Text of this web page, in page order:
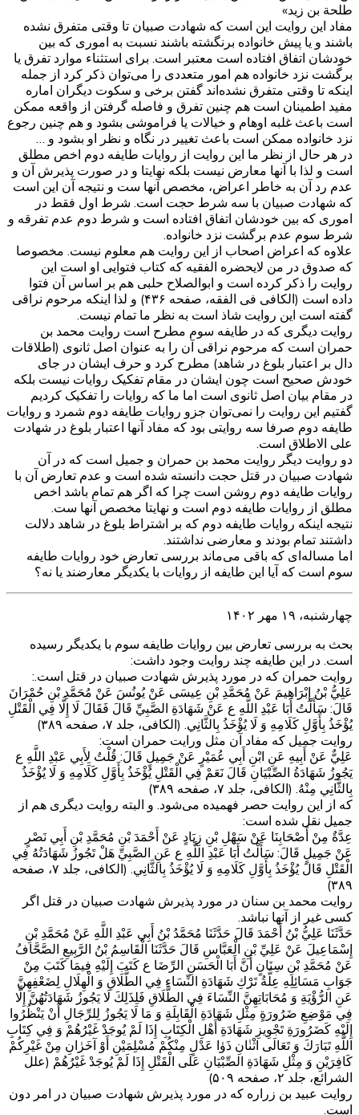
طلحة بن زيد»
مفاد این روایت این است که شهادت صبیان تا وقتی متفرق نشده
باشند و یا پیش خانواده برنگشته باشند نسبت به اموری که بین
خودشان اتفاق افتاده است معتبر است. برای استثناء موارد تفرق یا
برگشت نزد خانواده هم امور متعددی را می‌توان ذکر کرد از جمله
اینکه تا وقتی متفرق نشده‌اند گفتن برخی و سکوت دیگران اماره
مفید اطمینان است هم چنین تفرق و فاصله گرفتن از واقعه ممکن
است باعث غلبه اوهام و خیالات یا فراموشی بشود و هم چنین رجوع
نزد خانواده ممکن است باعث تغییر در نگاه و نظر او بشود و …
در هر حال از نظر ما این روایت از روایات طایفه دوم اخص مطلق
است و لذا با آنها معارض نیست بلکه نهایتا و در صورت پذیرش آن و
عدم رد آن به خاطر اعراض، مخصص آنها ست و نتیجه آن این است
که شهادت صبیان با سه شرط حجت است. شرط اول فقط در
اموری که بین خودشان اتفاق افتاده است و شرط دوم عدم تفرقه و
شرط سوم عدم برگشت نزد خانواده.
علاوه که اعراض اصحاب از این روایت هم معلوم نیست. مخصوصا
که صدوق در من لایحضره الفقیه که کتاب فتوایی او است این
روایت را ذکر کرده است و ابوالصلاح حلبی هم بر اساس آن فتوا
داده است (الکافی فی الفقه، صفحه ۴۳۶) و لذا اینکه مرحوم نراقی
گفته است این روایت شاذ است به نظر ما تمام نیست.
روایت دیگری که در طایفه سوم مطرح است روایت محمد بن
حمران است که مرحوم نراقی آن را به عنوان اصل ثانوی (اطلاقات
دال بر اعتبار بلوغ در شاهد) مطرح کرد و حرف ایشان در جای
خودش صحیح است چون ایشان در مقام تفکیک روایات نیست بلکه
در مقام بیان اصل ثانوی است اما ما که روایات را تفکیک کردیم
گفتیم این روایت را نمی‌توان جزو روایات طایفه دوم شمرد و روایات
طایفه دوم صرفا سه روایتی بود که مفاد آنها اعتبار بلوغ در شهادت
علی الاطلاق است.
دو روایت دیگر روایت محمد بن حمران و جمیل است که در آن
شهادت صبیان در قتل حجت دانسته شده است و عدم تعارض آن با
روایات طایفه دوم روشن است چرا که اگر هم تمام باشد اخص
مطلق از روایات طایفه دوم است و نهایتا مخصص آنها ست.
نتیجه اینکه روایات طایفه دوم که بر اشتراط بلوغ در شاهد دلالت
داشتند تمام بودند و معارضی نداشتند.
اما مساله‌ای که باقی می‌ماند بررسی تعارض خود روایات طایفه
سوم است که آیا این طایفه از روایات با یکدیگر معارضند یا نه؟
چهارشنبه، ۱۹ مهر ۱۴۰۲
بحث به بررسی تعارض بین روایات طایفه سوم با یکدیگر رسیده
است. در این طایفه چند روایت وجود داشت:
روایت حمران که در مورد پذیرش شهادت صبیان در قتل است.:
عَلِيُّ بْنُ إِبْرَاهِيمَ عَنْ مُحَمَّدِ بْنِ عِيسَى عَنْ يُونُسَ عَنْ مُحَمَّدِ بْنِ حُمْرَانَ
قَالَ: سَأَلْتُ أَبَا عَبْدِ اللَّهِ ع عَنْ شَهَادَةِ الصَّبِيِّ قَالَ فَقَالَ لَا إِلَّا فِي الْقَتْلِ
يُؤْخَذُ بِأَوَّلِ كَلَامِهِ وَ لَا يُؤْخَذُ بِالثَّانِي. (الکافی، جلد ۷، صفحه ۳۸۹)
روایت جمیل که مفاد آن مثل ورایت حمران است:
عَلِيٌّ عَنْ أَبِيهِ عَنِ ابْنِ أَبِي عُمَيْرٍ عَنْ جَمِيلٍ قَالَ: قُلْتُ لِأَبِي عَبْدِ اللَّهِ ع
يَجُوزُ شَهَادَةُ الصِّبْيَانِ قَالَ نَعَمْ فِي الْقَتْلِ يُؤْخَذُ بِأَوَّلِ كَلَامِهِ وَ لَا يُؤْخَذُ
بِالثَّانِي مِنْهُ. (الکافی، جلد ۷، صفحه ۳۸۹)
که از این روایت حصر فهمیده می‌شود. و البته روایت دیگری هم از
جمیل نقل شده است:
عِدَّةٌ مِنْ أَصْحَابِنَا عَنْ سَهْلِ بْنِ زِيَادٍ عَنْ أَحْمَدَ بْنِ مُحَمَّدِ بْنِ أَبِي نَصْرٍ
عَنْ جَمِيلٍ قَالَ: سَأَلْتُ أَبَا عَبْدِ اللَّهِ ع عَنِ الصَّبِيِّ هَلْ تَجُوزُ شَهَادَتُهُ فِي
الْقَتْلِ قَالَ يُؤْخَذُ بِأَوَّلِ كَلَامِهِ وَ لَا يُؤْخَذُ بِالثَّانِي. (الکافی، جلد ۷، صفحه
۳۸۹)
روایت محمد بن سنان در مورد پذیرش شهادت صبیان در قتل اگر
کسی غیر از آنها نباشد.
حَدَّثَنَا عَلِيُّ بْنُ أَحْمَدَ قَالَ حَدَّثَنَا مُحَمَّدُ بْنُ أَبِي عَبْدِ اللَّهِ عَنْ مُحَمَّدِ بْنِ‌
إِسْمَاعِيلَ عَنْ عَلِيِّ بْنِ الْعَبَّاسِ قَالَ حَدَّثَنَا الْقَاسِمُ بْنُ الرَّبِيعِ الصَّحَّافُ
عَنْ مُحَمَّدِ بْنِ سِنَانٍ أَنَّ أَبَا الْحَسَنِ الرِّضَا ع كَتَبَ إِلَيْهِ فِيمَا كَتَبَ مِنْ
جَوَابِ مَسَائِلِهِ عِلَّةُ تَرْكِ شَهَادَةِ النِّسَاءِ فِي الطَّلَاقِ وَ الْهِلَالِ لِضَعْفِهِنَّ
عَنِ الرُّؤْيَةِ وَ مُحَابَاتِهِنَّ النِّسَاءَ فِي الطَّلَاقِ فَلِذَلِكَ لَا يَجُوزُ شَهَادَتُهُنَّ إِلَّا
فِي مَوْضِعِ ضَرُورَةٍ مِثْلِ شَهَادَةِ الْقَابِلَةِ وَ مَا لَا يَجُوزُ لِلرِّجَالِ أَنْ يَنْظُرُوا
إِلَيْهِ كَضَرُورَةِ تَجْوِيزِ شَهَادَةِ أَهْلِ الْكِتَابِ إِذَا لَمْ يُوجَدْ غَيْرُهُمْ وَ فِي كِتَابِ
اللَّهِ تَبَارَكَ وَ تَعَالَى اثْنٰانِ ذَوٰا عَدْلٍ مِنْكُمْ مُسْلِمَيْنِ أَوْ آخَرٰانِ مِنْ غَيْرِكُمْ
كَافِرَيْنِ وَ مِثْلِ شَهَادَةِ الصِّبْيَانِ عَلَى الْقَتْلِ إِذَا لَمْ يُوجَدْ غَيْرُهُمْ‌ (علل
الشرائع، جلد ۲، صفحه ۵۰۹)
روایت عبید بن زراره که در مورد پذیرش شهادت صبیان در امر دون
است.